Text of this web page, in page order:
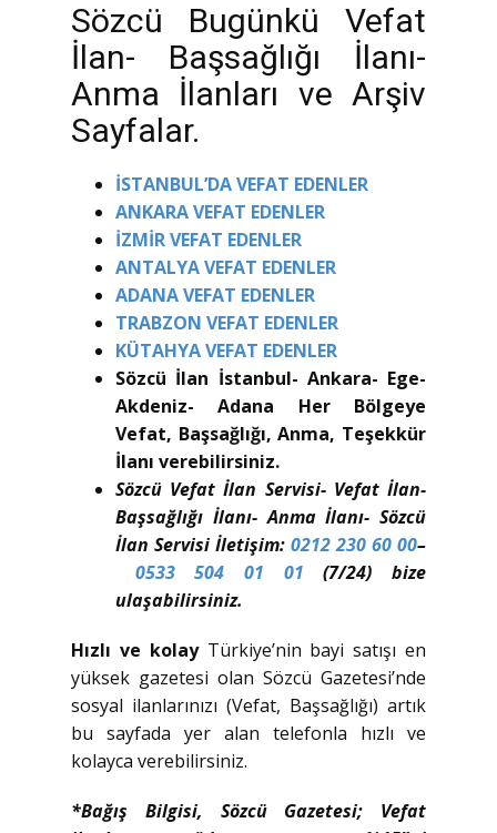
Sözcü Bugünkü Vefat
İlan- Başsağlığı İlanı-
Anma İlanları ve Arşiv
Sayfalar.
İSTANBUL’DA VEFAT EDENLER
ANKARA VEFAT EDENLER
İZMİR VEFAT EDENLER
ANTALYA VEFAT EDENLER
ADANA VEFAT EDENLER
TRABZON VEFAT EDENLER
KÜTAHYA VEFAT EDENLER
Sözcü İlan İstanbul- Ankara- Ege-
Akdeniz- Adana Her Bölgeye
Vefat, Başsağlığı, Anma, Teşekkür
İlanı verebilirsiniz.
Sözcü Vefat İlan Servisi- Vefat İlan-
Başsağlığı İlanı- Anma İlanı- Sözcü
İlan Servisi İletişim: 0212 230 60 00–
0533 504 01 01 (7/24) bize
ulaşabilirsiniz.
Hızlı ve kolayTürkiye’nin bayi satışı en
yüksek gazetesi olan Sözcü Gazetesi’nde
sosyal ilanlarınızı (Vefat, Başsağlığı) artık
bu sayfada yer alan telefonla hızlı ve
kolayca verebilirsiniz.
*Bağış Bilgisi, Sözcü Gazetesi; Vefat